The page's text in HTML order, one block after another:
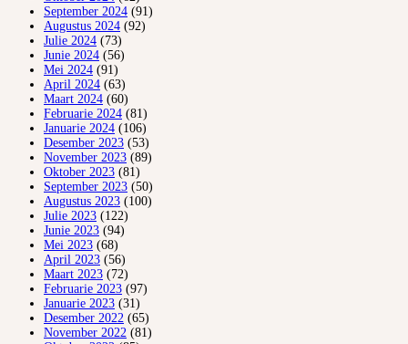
September 2024 (91)
Augustus 2024 (92)
Julie 2024 (73)
Junie 2024 (56)
Mei 2024 (91)
April 2024 (63)
Maart 2024 (60)
Februarie 2024 (81)
Januarie 2024 (106)
Desember 2023 (53)
November 2023 (89)
Oktober 2023 (81)
September 2023 (50)
Augustus 2023 (100)
Julie 2023 (122)
Junie 2023 (94)
Mei 2023 (68)
April 2023 (56)
Maart 2023 (72)
Februarie 2023 (97)
Januarie 2023 (31)
Desember 2022 (65)
November 2022 (81)